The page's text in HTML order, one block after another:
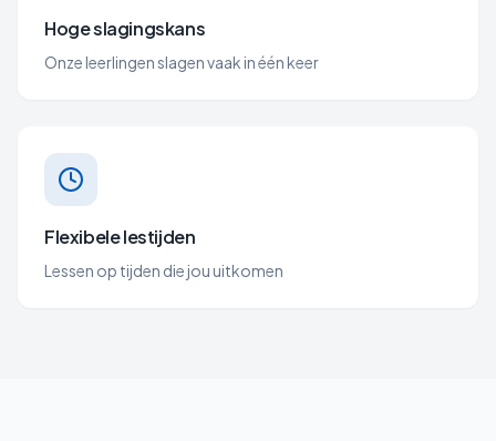
Hoge slagingskans
Onze leerlingen slagen vaak in één keer
Flexibele lestijden
Lessen op tijden die jou uitkomen